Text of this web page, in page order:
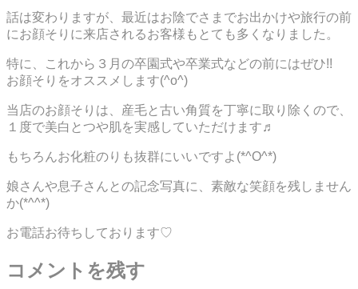
話は変わりますが、最近はお陰でさまでお出かけや旅行の前
にお顔そりに来店されるお客様もとても多くなりました。
特に、これから３月の卒園式や卒業式などの前にはぜひ!!
お顔そりをオススメします(^o^)
当店のお顔そりは、産毛と古い角質を丁寧に取り除くので、
１度で美白とつや肌を実感していただけます♬
もちろんお化粧のりも抜群にいいですよ(*^O^*)
娘さんや息子さんとの記念写真に、素敵な笑顔を残しません
か(*^^*)
お電話お待ちしております♡
コメントを残す